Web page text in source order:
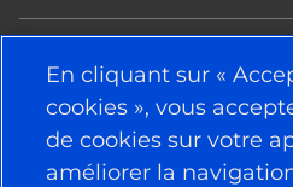
POLITIQUE
SOCIÉTÉ
En cliquant sur «
cookies », vous
de cookies sur votre
améliorer la